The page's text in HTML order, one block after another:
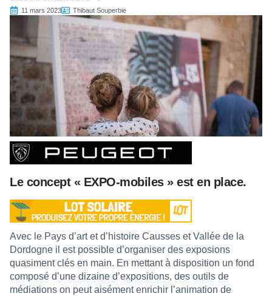
11 mars 2023 Thibaut Souperbie
Le concept « EXPO-mobiles » est en place.
Avec le Pays d’art et d’histoire Causses et Vallée de la
Dordogne il est possible d’organiser des exposions
quasiment clés en main. En mettant à disposition un fond
composé d’une dizaine d’expositions, des outils de
médiations on peut aisément enrichir l’animation de